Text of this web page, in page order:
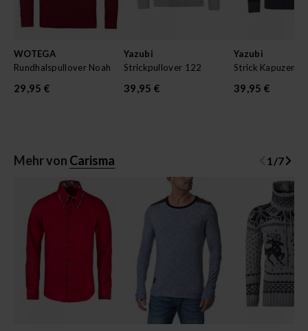
WOTEGA
Rundhalspullover Noah
29,95 €
Yazubi
Strickpullover 122
39,95 €
Yazubi
39,95 €
Mehr von Carisma 1 /7